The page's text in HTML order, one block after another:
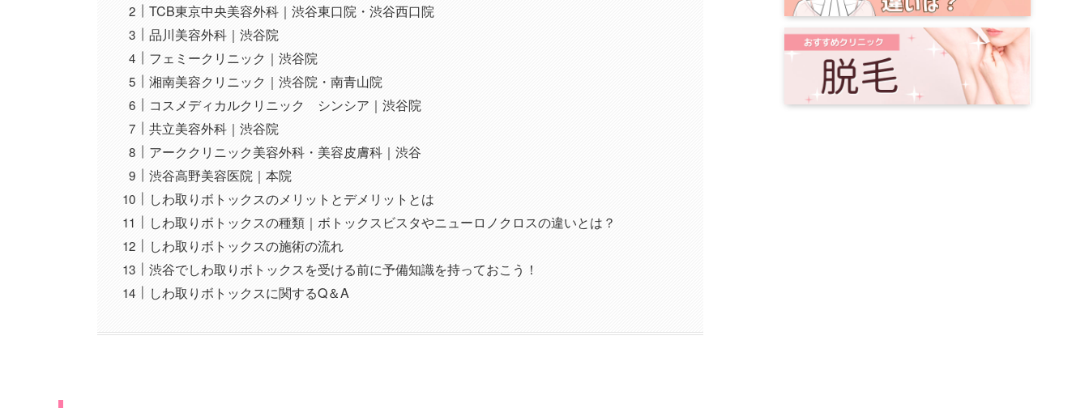
TCB東京中央美容外科｜渋谷東口院・渋谷西口院
品川美容外科｜渋谷院
フェミークリニック｜渋谷院
湘南美容クリニック｜渋谷院・南青山院
コスメディカルクリニック シンシア｜渋谷院
共立美容外科｜渋谷院
アーククリニック美容外科・美容皮膚科｜渋谷
渋谷高野美容医院｜本院
しわ取りボトックスのメリットとデメリットとは
しわ取りボトックスの種類｜ボトックスビスタやニューロノクロスの違いとは？
しわ取りボトックスの施術の流れ
渋谷でしわ取りボトックスを受ける前に予備知識を持っておこう！
しわ取りボトックスに関するQ＆A